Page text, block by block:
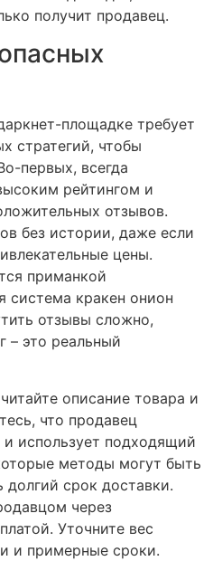
получит продавец.
площадке требует
стратегий, чтобы
первых, всегда
рейтингом и
отзывов.
без истории, даже если
цены.
приманкой
система кракен онион
отзывы сложно,
– это реальный
описание товара и
что продавец
использует подходящий
методы могут быть
срок доставки.
через
Уточните вес
и примерные сроки.